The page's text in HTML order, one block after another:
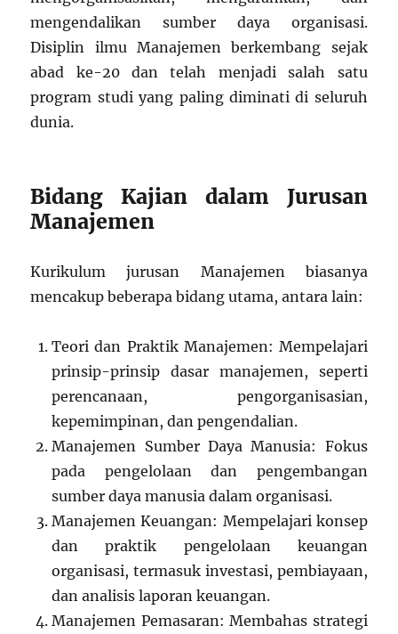
mengendalikan sumber daya organisasi.
Disiplin ilmu Manajemen berkembang sejak
abad ke-20 dan telah menjadi salah satu
program studi yang paling diminati di seluruh
dunia.
Bidang Kajian dalam Jurusan
Manajemen
Kurikulum jurusan Manajemen biasanya
mencakup beberapa bidang utama, antara lain:
Teori dan Praktik Manajemen: Mempelajari
prinsip-prinsip dasar manajemen, seperti
perencanaan, pengorganisasian,
kepemimpinan, dan pengendalian.
Manajemen Sumber Daya Manusia: Fokus
pada pengelolaan dan pengembangan
sumber daya manusia dalam organisasi.
Manajemen Keuangan: Mempelajari konsep
dan praktik pengelolaan keuangan
organisasi, termasuk investasi, pembiayaan,
dan analisis laporan keuangan.
Manajemen Pemasaran: Membahas strategi